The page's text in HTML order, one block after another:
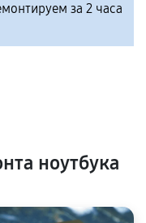
за 2 часа
ноутбука